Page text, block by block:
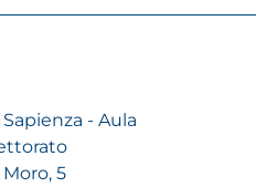
- Aula
5